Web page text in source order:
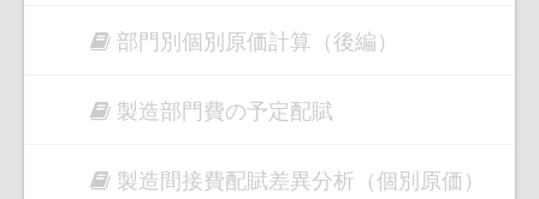
部門別個別原価計算（後編）
製造部門費の予定配賦
製造間接費配賦差異分析（個別原価）